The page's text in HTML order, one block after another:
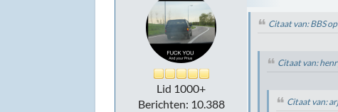
Lid 1000+
Berichten: 10.388
Citaat van: BBS
Citaat van:
Citaat van: